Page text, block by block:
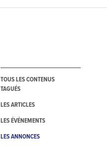
TOUS LES CONTENUS
TAGUÉS
LES ARTICLES
LES ÉVÉNEMENTS
LES ANNONCES